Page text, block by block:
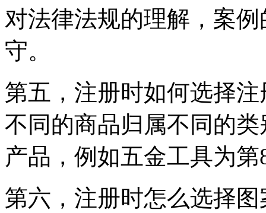
对法律法规的理解，案
守。
第五，注册时如何选择
不同的商品归属不同的
产品，例如五金工具为
第六，注册时怎么选择